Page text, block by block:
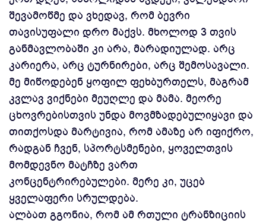
შევამოწმე და ვხედავ, რომ ბევრი
თავისუფალი დრო მაქვს. მხოლოდ 3 თვის
განმავლობაში კი არა, მარადიულად. არც
კარიერა, არც ტურნირები, არც შემოსავალი.
მე მიწოდებენ ყოფილ ფეხბურთელს, მაგრამ
კვლავ ვიქნები მეუღლე და მამა. მეორე
ცხოვრებისთვის უნდა მოვმზადებულიყავი და
თითქოსდა მარტივია, რომ ამაზე არ იფიქრო,
რადგან ჩვენ, სპორტსმენები, ყოველთვის
მომდევნო მატჩზე ვართ
კონცენტრირებულები. მერე კი, უცებ
ყველაფერი სრულდება.
ალბათ გგონია, რომ ამ რთული ტრანზიციის